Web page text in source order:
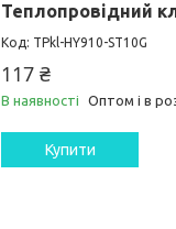
Теплопровідний
TPkl-HY910-ST10G
117 ₴
В наявності Оптом і в
Купити